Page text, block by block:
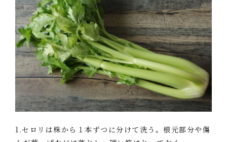
1.セロリは株から１本ずつに分けて洗う。根元部分や傷